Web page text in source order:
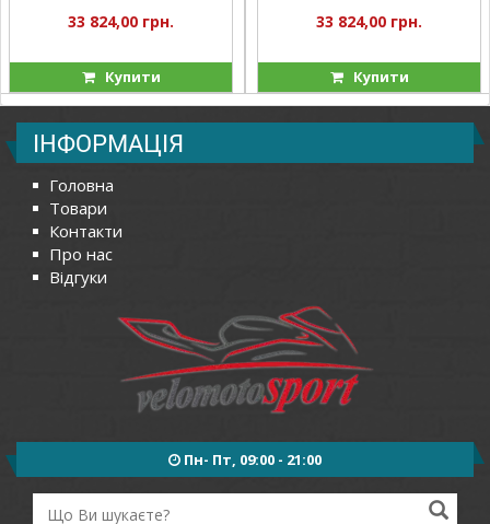
33 824,00 грн.
Купити
33 824,00 грн.
Купити
ІНФОРМАЦІЯ
Головна
Товари
Контакти
Про нас
Відгуки
Пн- Пт, 09:00 - 21:00